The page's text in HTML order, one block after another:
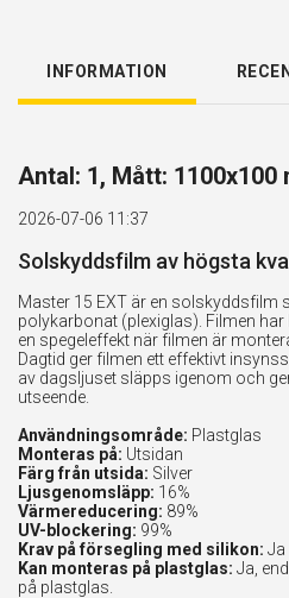
INFORMATION
Antal: 1, Mått: 1100x100
2026-07-06 11:37
Solskyddsfilm av högsta
Master 15 EXT är en solskyddsfilm
polykarbonat (plexiglas). Filmen
en spegeleffekt när filmen är
Dagtid ger filmen ett effektivt
av dagsljuset släpps igenom och
utseende.
Användningsområde: Plastglas
Monteras på: Utsidan
Färg från utsida: Silver
Ljusgenomsläpp: 16%
Värmereducering: 89%
UV-blockering: 99%
Krav på försegling med silikon: Ja
Kan monteras på plastglas: Ja,
på plastglas.